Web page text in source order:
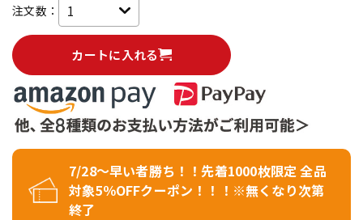
注文数：
カートに入れる
7/28～早い者勝ち！！先着1000枚限定 全品
対象5％OFFクーポン！！！※無くなり次第
終了